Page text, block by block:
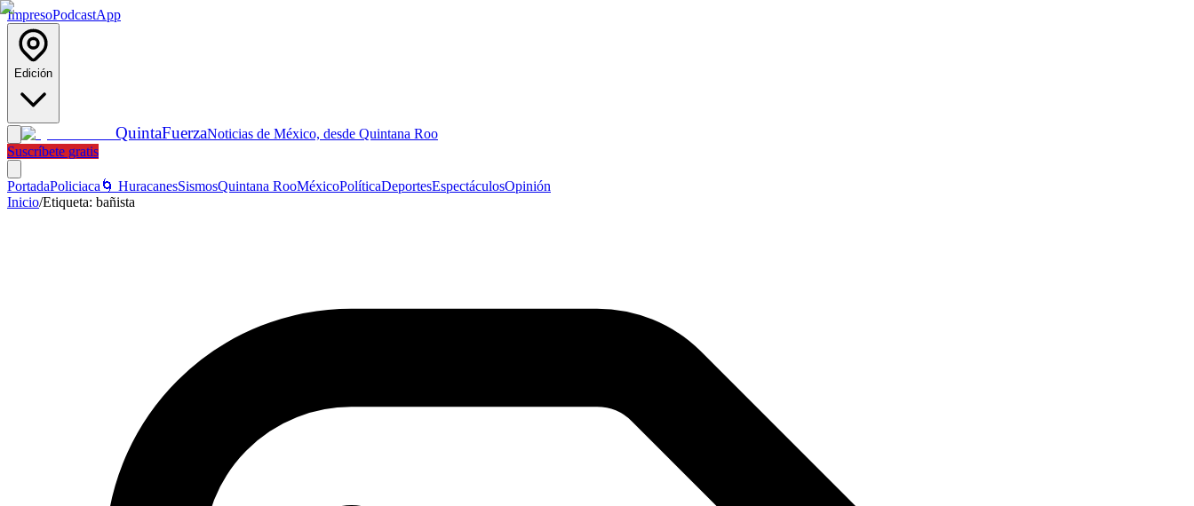
ImpresoPodcastApp
Edición
QuintaFuerzaNoticias de México, desde Quintana Roo
Suscríbete gratis
PortadaPoliciaca 🌀 HuracanesSismosQuintana RooMéxicoPolíticaDeportesEspectáculosOpinión
Inicio/Etiqueta: bañista